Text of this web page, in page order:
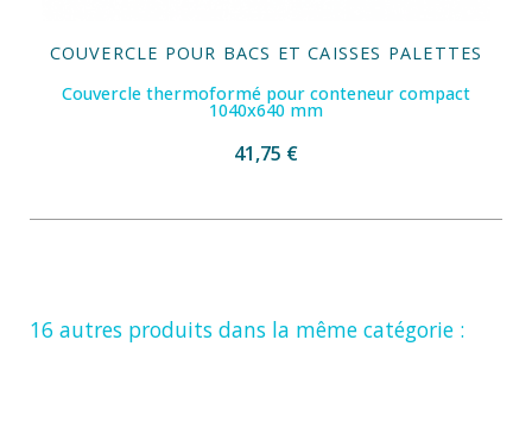
COUVERCLE POUR BACS ET CAISSES PALETTES
Couvercle thermoformé pour conteneur compact
1040x640 mm
41,75 €
16 autres produits dans la même catégorie :